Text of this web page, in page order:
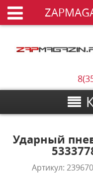
Ударный
Артикул:239670